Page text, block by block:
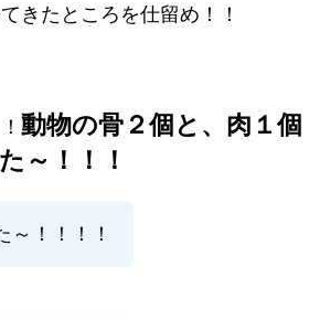
きたところを仕留め！！
動物の骨２個と、肉１個
～！！！
～！！！！